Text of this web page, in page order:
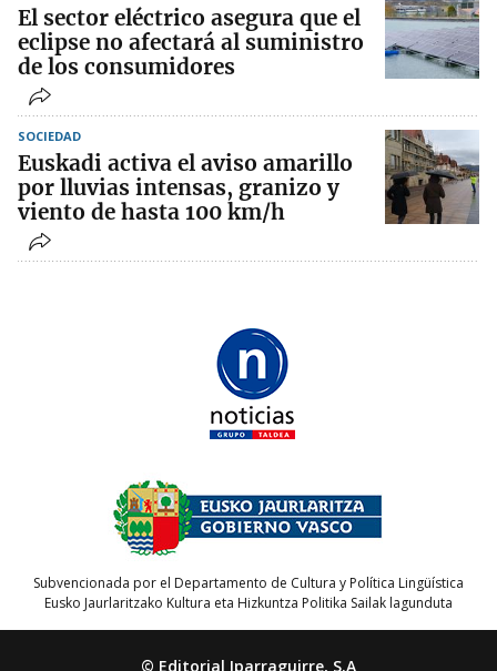
El sector eléctrico asegura que el
eclipse no afectará al suministro
de los consumidores
SOCIEDAD
Euskadi activa el aviso amarillo
por lluvias intensas, granizo y
viento de hasta 100 km/h
Subvencionada por el Departamento de Cultura y Política Lingüística
Eusko Jaurlaritzako Kultura eta Hizkuntza Politika Sailak lagunduta
© Editorial Iparraguirre, S.A